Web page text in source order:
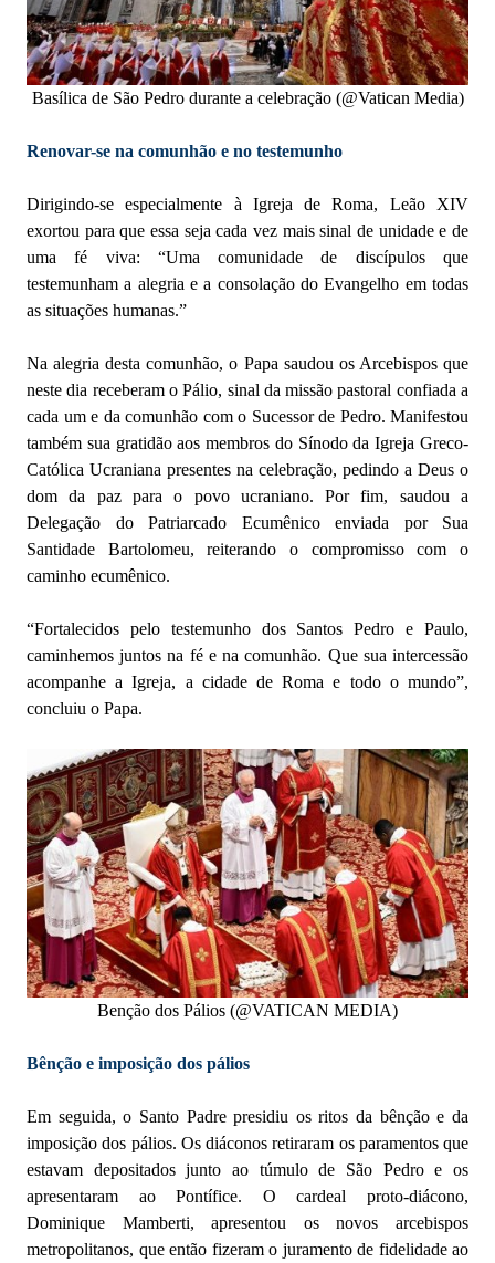
Basílica de São Pedro durante a celebração (@Vatican Media)
Renovar-se na comunhão e no testemunho
Dirigindo-se especialmente à Igreja de Roma, Leão XIV
exortou para que essa seja cada vez mais sinal de unidade e de
uma fé viva: “Uma comunidade de discípulos que
testemunham a alegria e a consolação do Evangelho em todas
as situações humanas.”
Na alegria desta comunhão, o Papa saudou os Arcebispos que
neste dia receberam o Pálio, sinal da missão pastoral confiada a
cada um e da comunhão com o Sucessor de Pedro. Manifestou
também sua gratidão aos membros do Sínodo da Igreja Greco-
Católica Ucraniana presentes na celebração, pedindo a Deus o
dom da paz para o povo ucraniano. Por fim, saudou a
Delegação do Patriarcado Ecumênico enviada por Sua
Santidade Bartolomeu, reiterando o compromisso com o
caminho ecumênico.
“Fortalecidos pelo testemunho dos Santos Pedro e Paulo,
caminhemos juntos na fé e na comunhão. Que sua intercessão
acompanhe a Igreja, a cidade de Roma e todo o mundo”,
concluiu o Papa.
Benção dos Pálios (@VATICAN MEDIA)
Bênção e imposição dos pálios
Em seguida, o Santo Padre presidiu os ritos da bênção e da
imposição dos pálios. Os diáconos retiraram os paramentos que
estavam depositados junto ao túmulo de São Pedro e os
apresentaram ao Pontífice. O cardeal proto-diácono,
Dominique Mamberti, apresentou os novos arcebispos
metropolitanos, que então fizeram o juramento de fidelidade ao